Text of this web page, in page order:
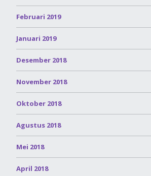
Februari 2019
Januari 2019
Desember 2018
November 2018
Oktober 2018
Agustus 2018
Mei 2018
April 2018